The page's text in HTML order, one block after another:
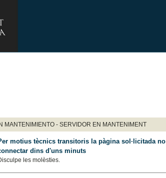
MANTENIMIENTO - SERVIDOR EN MANTENIMENT
motius tècnics transitoris la pàgina sol·licitada
dins d'uns minuts
les molèsties.